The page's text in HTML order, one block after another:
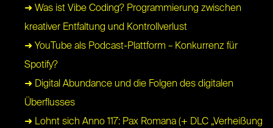
➜ Was ist Vibe Coding? Programmierung zwischen
kreativer Entfaltung und Kontrollverlust
➜ YouTube als Podcast-Plattform – Konkurrenz für
Spotify?
➜ Digital Abundance und die Folgen des digitalen
Überflusses
➜ Lohnt sich Anno 117: Pax Romana (+ DLC „Verheißung